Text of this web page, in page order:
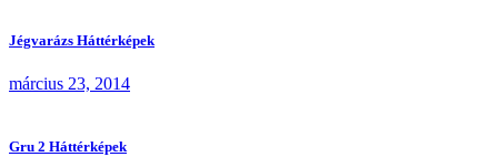
Jégvarázs Háttérképek
március 23, 2014
Gru 2 Háttérképek